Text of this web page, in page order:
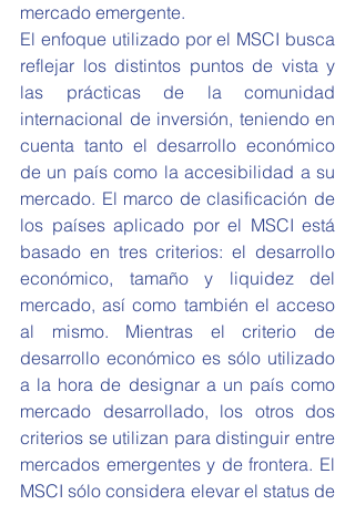
mercado emergente.
El enfoque utilizado por el MSCI busca
reflejar los distintos puntos de vista y
las prácticas de la comunidad
internacional de inversión, teniendo en
cuenta tanto el desarrollo económico
de un país como la accesibilidad a su
mercado. El marco de clasificación de
los países aplicado por el MSCI está
basado en tres criterios: el desarrollo
económico, tamaño y liquidez del
mercado, así como también el acceso
al mismo. Mientras el criterio de
desarrollo económico es sólo utilizado
a la hora de designar a un país como
mercado desarrollado, los otros dos
criterios se utilizan para distinguir entre
mercados emergentes y de frontera. El
MSCI sólo considera elevar el status de